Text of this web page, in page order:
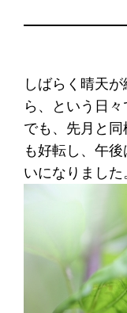
しばらく晴天
ら、という日々
でも、先月と
も好転し、午
いになりました